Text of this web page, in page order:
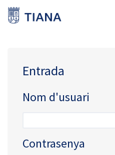
Entrada
Nom d'usuari
Contrasenya